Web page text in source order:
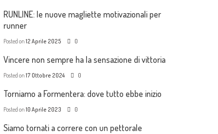
RUNLINE: le nuove magliette motivazionali per
runner
Posted on 12 Aprile 2025 0
Vincere non sempre ha la sensazione di vittoria
Posted on 17 Ottobre 2024 0
Torniamo a Formentera: dove tutto ebbe inizio
Posted on 10 Aprile 2023 0
Siamo tornati a correre con un pettorale